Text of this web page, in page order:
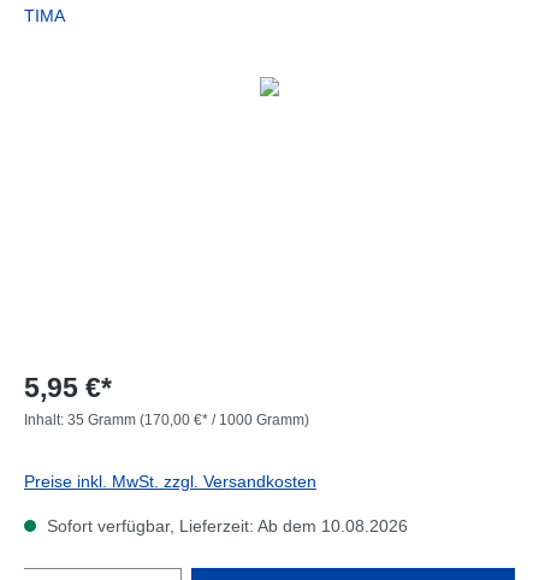
TIMA
5,95 €*
Inhalt: 35 Gramm (170,00 €* / 1000 Gramm)
Preise inkl. MwSt. zzgl. Versandkosten
Sofort verfügbar, Lieferzeit: Ab dem 10.08.2026